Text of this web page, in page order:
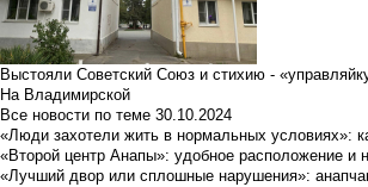
Выстояли Советский Союз и стихию -
На Владимирской
Все новости по теме 30.10.2024
«Люди захотели жить в нормальных условиях»:
«Второй центр Анапы»: удобное расположение и
«Лучший двор или сплошные нарушения»: